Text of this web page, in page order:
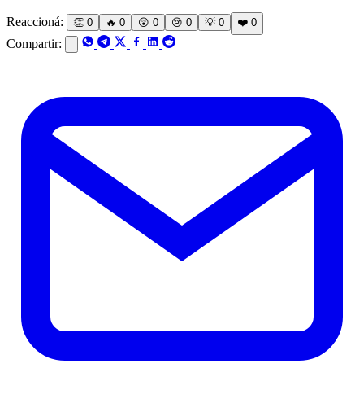
Reaccioná: 👏 0 🔥 0 😲 0 😢 0 💡 0 ❤️ 0
Compartir: